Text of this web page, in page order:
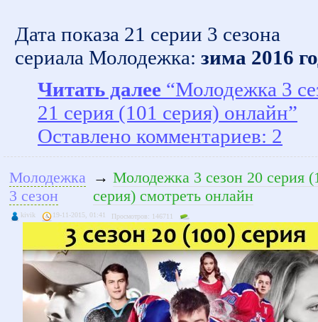
Дата показа 21 серии 3 сезона
сериала Молодежка: зима 2016
Читать далее “Молодежка 3
21 серия (101 серия) онлайн”
Оставлено комментариев: 2
Молодежка
3 сезон
→ Молодежка 3 сезон 20 серия
серия) смотреть онлайн
kivik 19-11-2015, 01:41 Просмотров: 146711